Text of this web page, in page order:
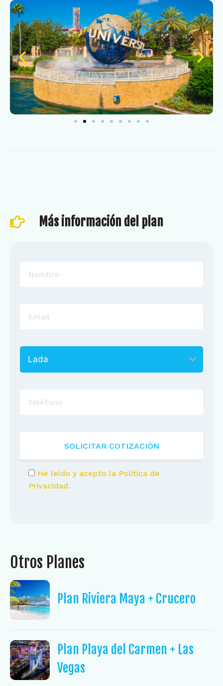
Más información del plan
He leído y acepto la Política de
Privacidad.
Otros Planes
Plan Riviera Maya + Crucero
Plan Playa del Carmen + Las
Vegas